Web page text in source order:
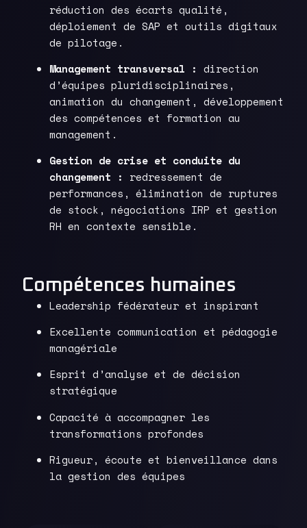
réduction des écarts qualité,
déploiement de SAP et outils digitaux
de pilotage.
Management transversal : direction
d’équipes pluridisciplinaires,
animation du changement, développement
des compétences et formation au
management.
Gestion de crise et conduite du
changement : redressement de
performances, élimination de ruptures
de stock, négociations IRP et gestion
RH en contexte sensible.
Compétences humaines
Leadership fédérateur et inspirant
Excellente communication et pédagogie
managériale
Esprit d’analyse et de décision
stratégique
Capacité à accompagner les
transformations profondes
Rigueur, écoute et bienveillance dans
la gestion des équipes